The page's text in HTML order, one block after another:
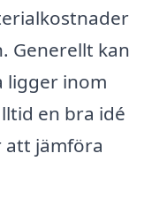
Generellt kan
ligger inom
en bra idé
jämföra